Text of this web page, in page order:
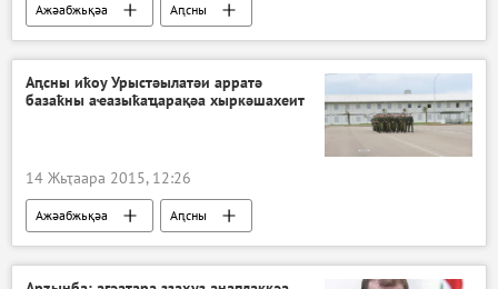
Ажәабжьқәа Аԥсны
Аԥсны иҟоу Урыстәылатәи арратә
базаҟны аҽазыҟаҵарақәа хыркәшахеит
14 Жьҭаара 2015, 12:26
Ажәабжьқәа Аԥсны